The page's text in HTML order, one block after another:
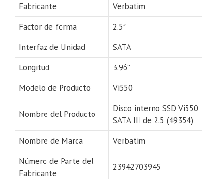
Fabricante
Verbatim
Factor de forma
2.5″
Interfaz de Unidad
SATA
Longitud
3.96″
Modelo de Producto
Vi550
Nombre del Producto
Disco interno SSD Vi550
SATA III de 2.5 (49354)
Nombre de Marca
Verbatim
Número de Parte del
Fabricante
23942703945